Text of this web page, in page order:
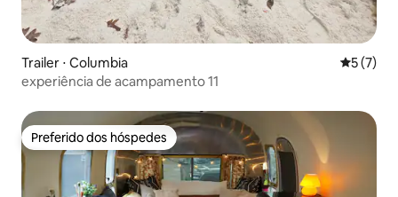
Trailer ⋅ Columbia 5 de
5 (7)
experiência de acampamento 11
Preferido dos hóspedes
Preferido dos hóspedes